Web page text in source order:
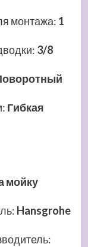
монтажа: 1
: 3/8
: Гибкая
мойку
: Hansgrohe
: